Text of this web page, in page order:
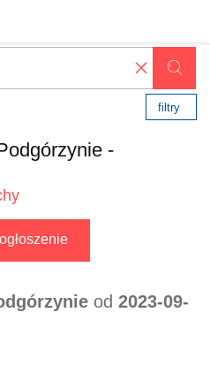
✖
filtry
-
od 2023-09-